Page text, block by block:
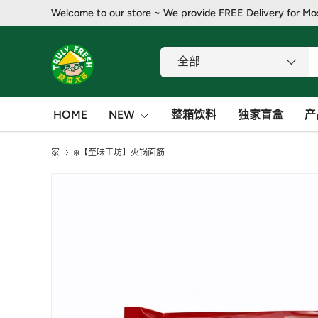
跳至内容
Welcome to our store ~ We provide FREE Delivery for
搜索
产品类别
全部
HOME NEW 整箱饮料 独家盲盒
家 ❄️【至味工坊】火锅面筋